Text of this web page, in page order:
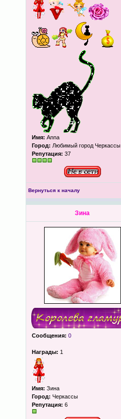
Имя: Anna
Город: Любимый город Черкассы
Репутация: 37
Вернуться к началу
Зина
Сообщения: 0
Награды: 1
Имя: Зина
Город: Черкассы
Репутация: 6